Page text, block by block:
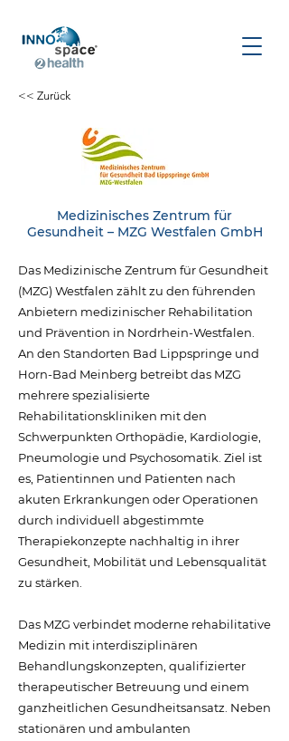
<< Zurück
Medizinisches Zentrum für
Gesundheit – MZG Westfalen GmbH
Das Medizinische Zentrum für Gesundheit
(MZG) Westfalen zählt zu den führenden
Anbietern medizinischer Rehabilitation
und Prävention in Nordrhein-Westfalen.
An den Standorten Bad Lippspringe und
Horn-Bad Meinberg betreibt das MZG
mehrere spezialisierte
Rehabilitationskliniken mit den
Schwerpunkten Orthopädie, Kardiologie,
Pneumologie und Psychosomatik. Ziel ist
es, Patientinnen und Patienten nach
akuten Erkrankungen oder Operationen
durch individuell abgestimmte
Therapiekonzepte nachhaltig in ihrer
Gesundheit, Mobilität und Lebensqualität
zu stärken.
Das MZG verbindet moderne rehabilitative
Medizin mit interdisziplinären
Behandlungskonzepten, qualifizierter
therapeutischer Betreuung und einem
ganzheitlichen Gesundheitsansatz. Neben
stationären und ambulanten